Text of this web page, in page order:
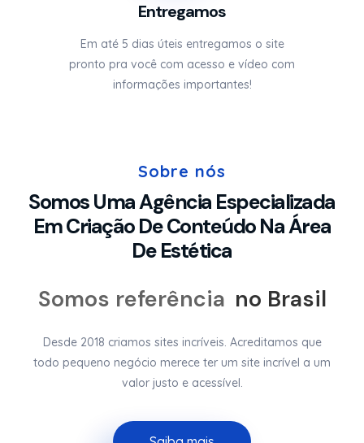
Entregamos
Em até 5 dias úteis entregamos o site
pronto pra você com acesso e vídeo com
informações importantes!
Sobre nós
Somos Uma Agência Especializada
Em Criação De Conteúdo Na Área
De Estética
Somos referência no Brasil
Desde 2018 criamos sites incríveis. Acreditamos que
todo pequeno negócio merece ter um site incrível a um
valor justo e acessível.